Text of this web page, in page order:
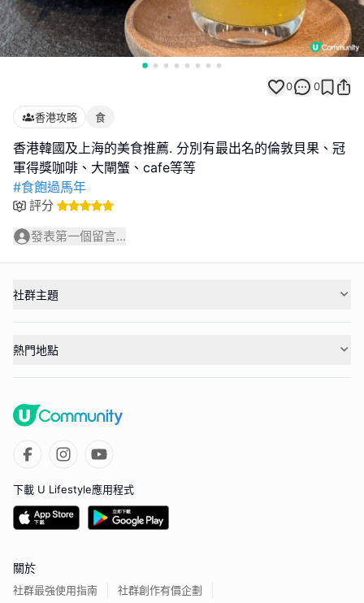
0 0
香港攻略 食
香港韓國及上海的美食推薦. 分別有最出名的倫敦貝果、冠
#食飽過馬年
評分
發表第一個留言...
社群主題
熱門地點
下載 U Lifestyle應用程式
關於
社群最強使用指南 社群創作有價企劃